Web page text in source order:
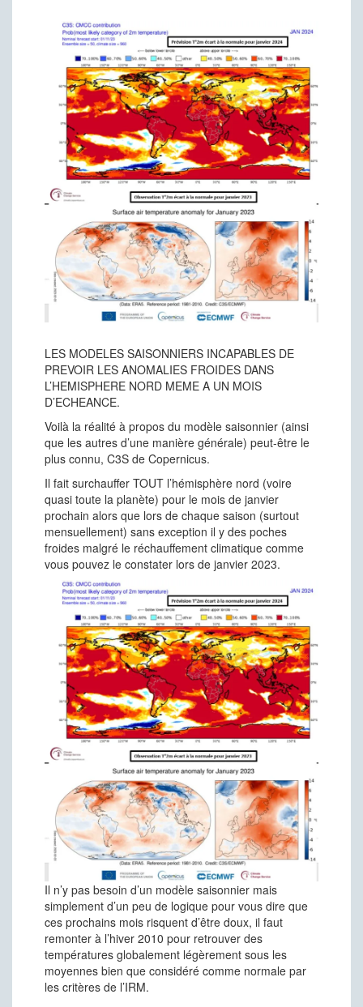
LES MODELES SAISONNIERS INCAPABLES DE
PREVOIR LES ANOMALIES FROIDES DANS
L’HEMISPHERE NORD MEME A UN MOIS
D’ECHEANCE.
Voilà la réalité à propos du modèle saisonnier (ainsi
que les autres d’une manière générale) peut-être le
plus connu, C3S de Copernicus.
Il fait surchauffer TOUT l’hémisphère nord (voire
quasi toute la planète) pour le mois de janvier
prochain alors que lors de chaque saison (surtout
mensuellement) sans exception il y des poches
froides malgré le réchauffement climatique comme
vous pouvez le constater lors de janvier 2023.
Il n’y pas besoin d’un modèle saisonnier mais
simplement d’un peu de logique pour vous dire que
ces prochains mois risquent d’être doux, il faut
remonter à l’hiver 2010 pour retrouver des
températures globalement légèrement sous les
moyennes bien que considéré comme normale par
les critères de l’IRM.